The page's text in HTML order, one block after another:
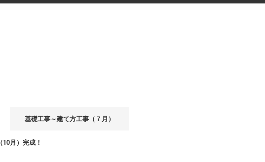
基礎工事～建て方工事（７月）
（10月）完成！